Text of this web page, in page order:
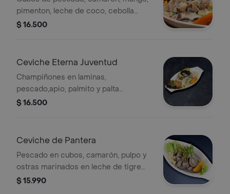
pimenton, leche de coco, cebolla
morada, cebollin y choclo peruano.
$ 16.500
Ceviche Eterna Juventud
Champiñones en laminas,
pescado,apio, palmito y palta
marinados en leche de tigre y crema
$ 16.500
Ceviche de Pantera
Pescado en cubos, camarón, pulpo y
ostras marinados en leche de tigre
con tinta de calamar.
$ 15.990